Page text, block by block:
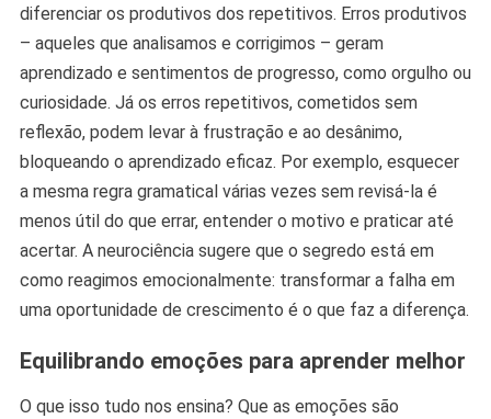
diferenciar os produtivos dos repetitivos. Erros produtivos
– aqueles que analisamos e corrigimos – geram
aprendizado e sentimentos de progresso, como orgulho ou
curiosidade. Já os erros repetitivos, cometidos sem
reflexão, podem levar à frustração e ao desânimo,
bloqueando o aprendizado eficaz. Por exemplo, esquecer
a mesma regra gramatical várias vezes sem revisá-la é
menos útil do que errar, entender o motivo e praticar até
acertar. A neurociência sugere que o segredo está em
como reagimos emocionalmente: transformar a falha em
uma oportunidade de crescimento é o que faz a diferença.
Equilibrando emoções para aprender melhor
O que isso tudo nos ensina? Que as emoções são